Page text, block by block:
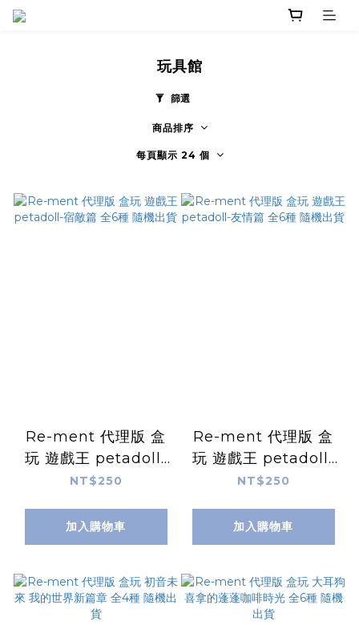
玩具館
篩選
商品排序
每頁顯示 24 個
Re-ment 代理版 盒
玩 遊戲王 petadoll-
宿敵篇 全6種 隨機出
NT$250
加入購物車
Re-ment 代理版 盒
玩 遊戲王 petadoll-
友情篇 全6種 隨機出
NT$250
加入購物車